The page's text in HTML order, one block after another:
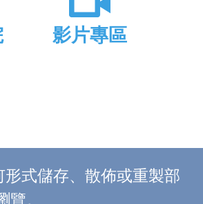
影片專區
式儲存、散佈或重製部
。